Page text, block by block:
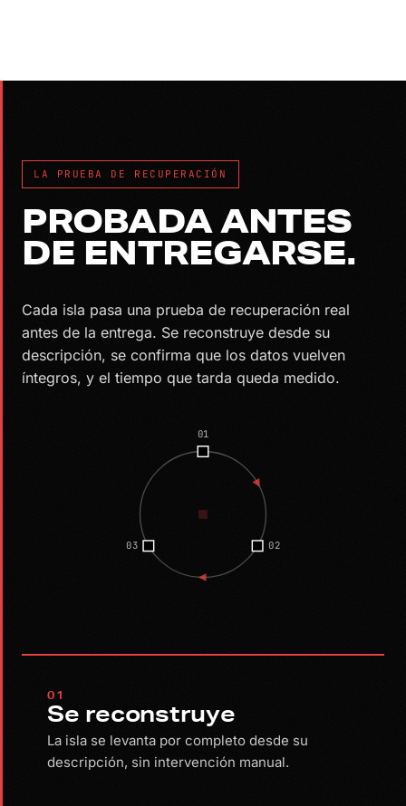
LA PRUEBA DE RECUPERACIÓN
PROBADA ANTES
DE ENTREGARSE.
Cada isla pasa una prueba de recuperación real
antes de la entrega. Se reconstruye desde su
descripción, se confirma que los datos vuelven
íntegros, y el tiempo que tarda queda medido.
01
02
03
01
Se reconstruye
La isla se levanta por completo desde su
descripción, sin intervención manual.